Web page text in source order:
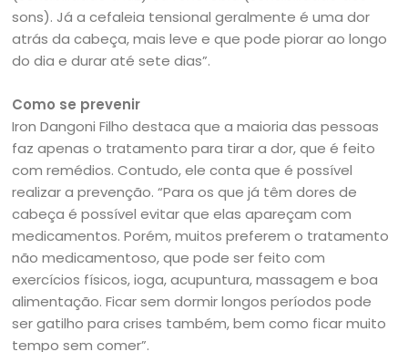
sons). Já a cefaleia tensional geralmente é uma dor
atrás da cabeça, mais leve e que pode piorar ao longo
do dia e durar até sete dias”.
Como se prevenir
Iron Dangoni Filho destaca que a maioria das pessoas
faz apenas o tratamento para tirar a dor, que é feito
com remédios. Contudo, ele conta que é possível
realizar a prevenção. “Para os que já têm dores de
cabeça é possível evitar que elas apareçam com
medicamentos. Porém, muitos preferem o tratamento
não medicamentoso, que pode ser feito com
exercícios físicos, ioga, acupuntura, massagem e boa
alimentação. Ficar sem dormir longos períodos pode
ser gatilho para crises também, bem como ficar muito
tempo sem comer”.